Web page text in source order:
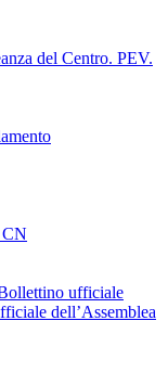
del Centro. PEV.
CN
ufficiale
dell’Assemblea